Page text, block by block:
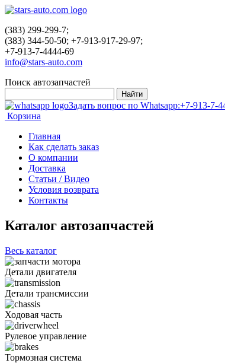
(383) 299-299-7;
(383) 344-50-50; +7-913-917-29-97;
+7-913-7-4444-69
info@stars-auto.com
Поиск автозапчастей
Задать вопрос по Whatsapp:+7-913-7-
Корзина
Главная
Как сделать заказ
О компании
Доставка
Статьи / Видео
Условия возврата
Контакты
Каталог автозапчастей
Весь каталог
Детали двигателя
Детали трансмиссии
Ходовая часть
Рулевое управление
Тормозная система